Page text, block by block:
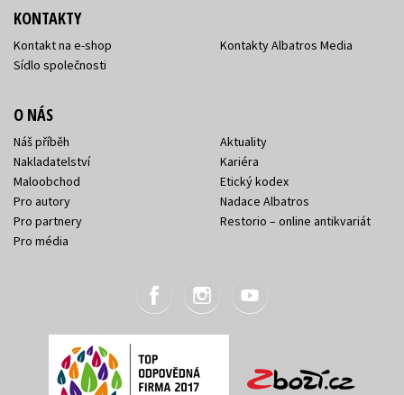
KONTAKTY
Kontakt na e-shop
Sídlo společnosti
Kontakty Albatros Media
O NÁS
Náš příběh
Nakladatelství
Maloobchod
Pro autory
Pro partnery
Pro média
Aktuality
Kariéra
Etický kodex
Nadace Albatros
Restorio – online antikvariát